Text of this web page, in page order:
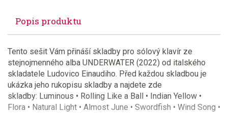
Popis produktu
Tento sešit Vám přináší skladby pro sólový klavír ze
stejnojmenného alba UNDERWATER (2022) od italského
skladatele Ludovico Einaudiho. Před každou skladbou je
ukázka jeho rukopisu skladby a najdete zde
skladby: Luminous • Rolling Like a Ball • Indian Yellow •
Flora • Natural Light • Almost June • Swordfish • Wind Song •